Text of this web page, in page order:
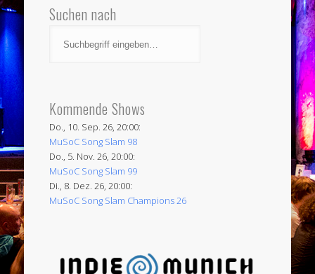
Suchen nach
Kommende Shows
Do., 10. Sep. 26, 20:00:
MuSoC Song Slam 98
Do., 5. Nov. 26, 20:00:
MuSoC Song Slam 99
Di., 8. Dez. 26, 20:00:
MuSoC Song Slam Champions 26